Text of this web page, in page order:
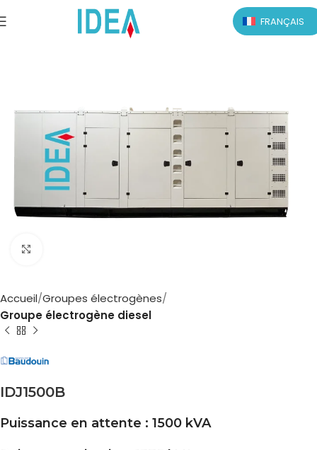
FRANÇAIS
Accueil Groupes électrogènes
Groupe électrogène diesel
IDJ1500B
Puissance en attente : 1500 kVA